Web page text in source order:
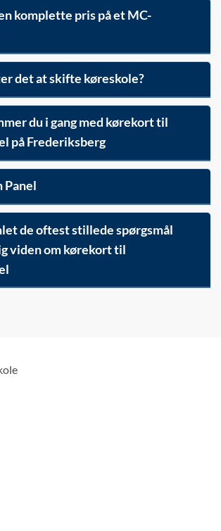
komplette pris på et MC-
det at skifte køreskole?
du i gang med kørekort til
på Frederiksberg
Panel
de oftest stillede spørgsmål
viden om kørekort til